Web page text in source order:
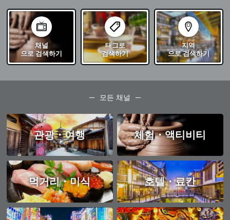
채널
으로 검색하기
태그로
검색하기
지역
으로 검색하기
모든 채널
관광・여행 체험・액티비티
먹거리・미식 호텔・료칸